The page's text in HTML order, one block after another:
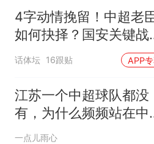
核查
官方通报
热
那个在
因老师一句
4字动情挽留！中超老
如何抉择？国安关键战
37岁功臣再度封神
话体坛 16跟贴 APP
江苏一个中超球队都没
有，为什么频频站在中
足球的C位
一点儿雨心